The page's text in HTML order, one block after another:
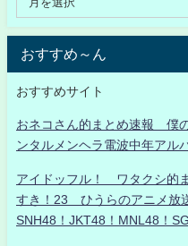
おすすめ～ん
おすすめサイト
おネコさん的まとめ速報 僕
ンタルメンヘラ電波中年アル
アイドッフル！ ワタクシ的
すき！23 ひうらのアニメ放
SNH48！JKT48！MNL48！